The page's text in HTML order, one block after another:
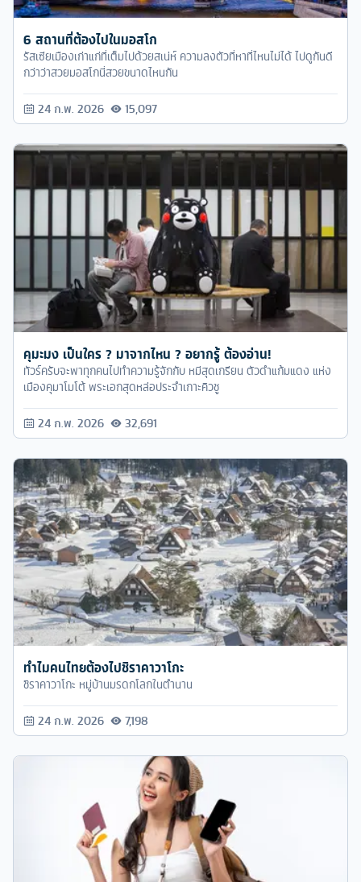
6 สถานที่ต้องไปในมอสโก
รัสเซียเมืองเก่าแก่ที่เต็มไปด้วยสเน่ห์ ความลงตัวที่หาที่ไหนไม่ได้ ไปดูกันดี
กว่าว่าสวยมอสโกนี่สวยขนาดไหนกัน
24 ก.พ. 2026 15,097
คุมะมง เป็นใคร ? มาจากไหน ? อยากรู้ ต้องอ่าน!
ทัวร์ครับจะพาทุกคนไปทำความรู้จักกับ หมีสุดเกรียน ตัวดำแก้มแดง แห่ง
เมืองคุมาโมโต้ พระเอกสุดหล่อประจำเกาะคิวชู
24 ก.พ. 2026 32,691
ทำไมคนไทยต้องไปชิราคาวาโกะ
ชิราคาวาโกะ หมู่บ้านมรดกโลกในตำนาน
24 ก.พ. 2026 7,198